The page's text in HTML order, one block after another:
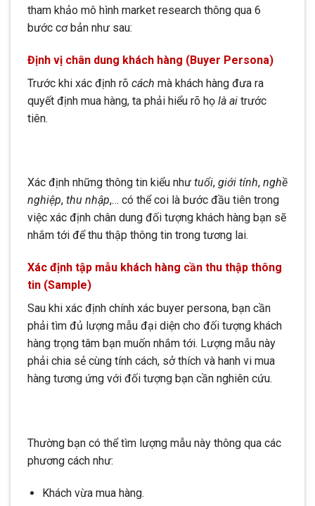
tham khảo mô hình market research thông qua 6
bước cơ bản như sau:
Định vị chân dung khách hàng (Buyer Persona)
Trước khi xác định rõ cách mà khách hàng đưa ra
quyết định mua hàng, ta phải hiểu rõ họ là ai trước
tiên.
Xác định những thông tin kiểu như tuổi, giới tính, nghề
nghiệp, thu nhập,… có thể coi là bước đầu tiên trong
việc xác định chân dung đối tượng khách hàng bạn sẽ
nhắm tới để thu thập thông tin trong tương lai.
Xác định tập mẫu khách hàng cần thu thập thông
tin (Sample)
Sau khi xác định chính xác buyer persona, bạn cần
phải tìm đủ lượng mẫu đại diện cho đối tượng khách
hàng trọng tâm bạn muốn nhắm tới. Lượng mẫu này
phải chia sẻ cùng tính cách, sở thích và hanh vi mua
hàng tương ứng với đối tượng bạn cần nghiên cứu.
Thường bạn có thể tìm lượng mẫu này thông qua các
phương cách như:
Khách vừa mua hàng.